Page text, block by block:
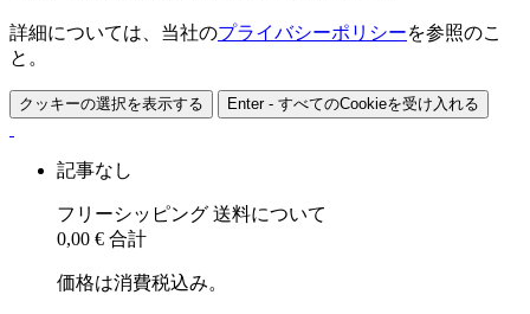
詳細については、当社のプライバシーポリシーを参照のこ
と。
クッキーの選択を表示する Enter - すべてのCookieを受け入れる
記事なし
フリーシッピング 送料について
0,00 € 合計
価格は消費税込み。